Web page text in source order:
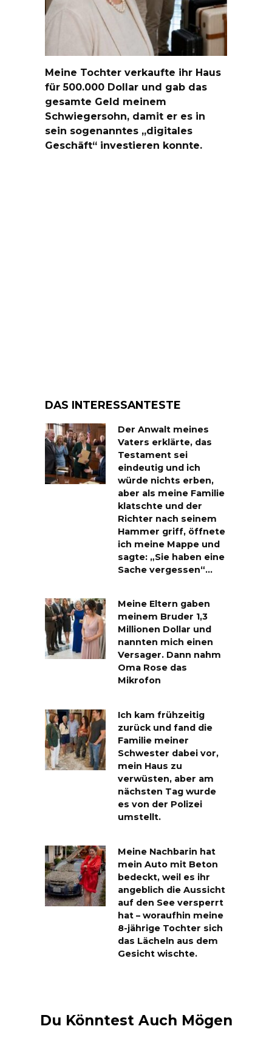
Meine Tochter verkaufte ihr Haus
für 500.000 Dollar und gab das
gesamte Geld meinem
Schwiegersohn, damit er es in
sein sogenanntes „digitales
Geschäft“ investieren konnte.
DAS INTERESSANTESTE
Der Anwalt meines
Vaters erklärte, das
Testament sei
eindeutig und ich
würde nichts erben,
aber als meine Familie
klatschte und der
Richter nach seinem
Hammer griff, öffnete
ich meine Mappe und
sagte: „Sie haben eine
Sache vergessen“…
Meine Eltern gaben
meinem Bruder 1,3
Millionen Dollar und
nannten mich einen
Versager. Dann nahm
Oma Rose das
Mikrofon
Ich kam frühzeitig
zurück und fand die
Familie meiner
Schwester dabei vor,
mein Haus zu
verwüsten, aber am
nächsten Tag wurde
es von der Polizei
umstellt.
Meine Nachbarin hat
mein Auto mit Beton
bedeckt, weil es ihr
angeblich die Aussicht
auf den See versperrt
hat – woraufhin meine
8-jährige Tochter sich
das Lächeln aus dem
Gesicht wischte.
Du Könntest Auch Mögen